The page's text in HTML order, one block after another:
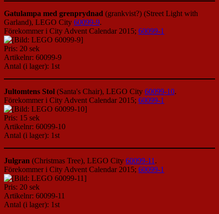
Gatulampa med grenprydnad (grankvist?) (Street Light with
Garland), LEGO City 60099-9.
Förekommer i City Advent Calendar 2015; 60099-1
Pris: 20 sek
Artikelnr: 60099-9
Antal (i lager): 1st
Jultomtens Stol (Santa's Chair), LEGO City 60099-10.
Förekommer i City Advent Calendar 2015; 60099-1
Pris: 15 sek
Artikelnr: 60099-10
Antal (i lager): 1st
Julgran (Christmas Tree), LEGO City 60099-11 .
Förekommer i City Advent Calendar 2015; 60099-1
Pris: 20 sek
Artikelnr: 60099-11
Antal (i lager): 1st